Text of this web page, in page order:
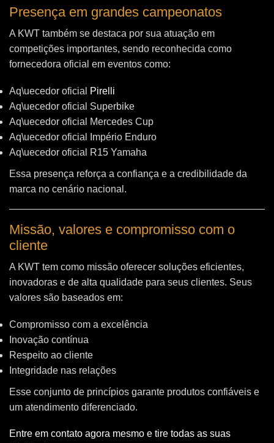
Presença em grandes campeonatos
A KWT também se destaca por sua atuação em
competições importantes, sendo reconhecida como
fornecedora oficial em eventos como:
Aq\uecedor oficial
Pirelli
Aq\uecedor oficial Superbike
Aq\uecedor oficial Mercedes Cup
Aq\uecedor oficial Império Enduro
Aq\uecedor oficial R15 Yamaha
Essa presença reforça a confiança e a credibilidade da
marca no cenário nacional.
Missão, valores e compromisso com o
cliente
A KWT tem como missão oferecer soluções eficientes,
inovadoras e de alta qualidade para seus clientes. Seus
valores são baseados em:
Compromisso com a excelência
Inovação contínua
Respeito ao cliente
Integridade nas relações
Esse conjunto de princípios garante produtos confiáveis e
um atendimento diferenciado.
Entre em contato agora mesmo e tire todas as suas